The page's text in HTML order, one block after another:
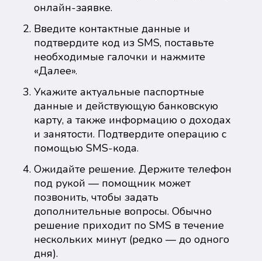
онлайн-заявке.
Введите контактные данные и
подтвердите код из SMS, поставьте
необходимые галочки и нажмите
«Далее».
Укажите актуальные паспортные
данные и действующую банковскую
карту, а также информацию о доходах
и занятости. Подтвердите операцию с
помощью SMS-кода.
Ожидайте решение. Держите телефон
под рукой — помощник может
позвонить, чтобы задать
дополнительные вопросы. Обычно
решение приходит по SMS в течение
нескольких минут (редко — до одного
дня).